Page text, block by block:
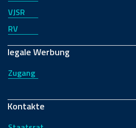
VJSR
RV
legale Werbung
Zugang
Kontakte